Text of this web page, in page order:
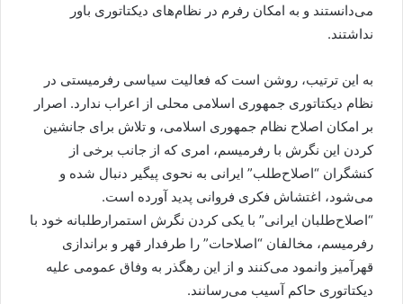
می‌دانستند و به امکان رفرم در نظام‌های دیکتاتوری باور
نداشتند.
به این ترتیب، روشن است که فعالیت سیاسی رفرمیستی در
نظام دیکتاتوری جمهوری اسلامی محلی از اعراب ندارد. اصرار
بر امکان اصلاح نظام جمهوری اسلامی، و تلاش برای جانشین
کردن این نگرش با رفرمیسم، امری که از جانب برخی از
کنشگران “اصلاح‌طلب” ایرانی به نحوی پیگیر دنبال شده و
می‌شود، اغتشاش فکری فروانی پدید آورده است.
“اصلاح‌طلبان ایرانی” با یکی کردن نگرش استمرار‌طلبانه خود با
رفرمیسم، مخالفان “اصلاحات” را طرفدار قهر و براندازی
قهرآمیز وانمود می‌کنند و از این رهگذر به وفاق عمومی علیه
دیکتاتوری حاکم آسیب می‌رسانند.